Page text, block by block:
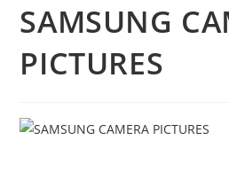
SAMSUNG
PICTURES